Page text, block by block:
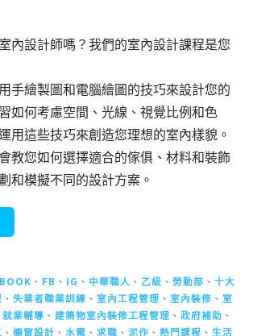
內設計師嗎？我們的室內設計課程是您
手繪製圖和電腦繪圖的技巧來設計您的
如何考慮空間、光線、視覺比例和色
用這些技巧來創造您理想的室內樣貌。
教您如何選擇適合的傢俱、材料和裝飾
和模擬不同的設計方案。
、 FB 、 IG 、 中華職人 、 乙級 、 勞動部 、 十大
、 失業者職業訓練 、 室內工程管理 、 室內裝修 、 室
就業輔導 、 建築物室內裝修工程管理 、 政府補助 、
、 櫥窗設計 、 水電 、 求職 、 泥作 、 熱門課程 、 生活